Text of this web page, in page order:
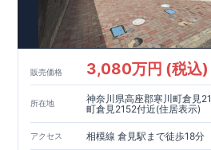
設までに、計 4回のチェックが行われ
でなく、現場の施工状況を検査した
す。 【長期優良住宅】 ・東栄住宅は
準をクリアしています。長期優良住
きちんと手入れをして、長く大切に使
制度。住宅ローン減税、固定資産税
るだけでなく、中古市場でも、長期
【充実のアフターサポート】
販売価格 3,080万円 (税込)
所在地
神奈川県高座郡寒川町倉見
町倉見2152付近(住居表示)
アクセス 相模線 倉見駅まで徒歩18分